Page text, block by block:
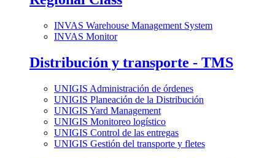
INVAS Warehouse Management System
INVAS Monitor
Distribución y transporte - TMS
UNIGIS Administración de órdenes
UNIGIS Planeación de la Distribución
UNIGIS Yard Management
UNIGIS Monitoreo logístico
UNIGIS Control de las entregas
UNIGIS Gestión del transporte y fletes